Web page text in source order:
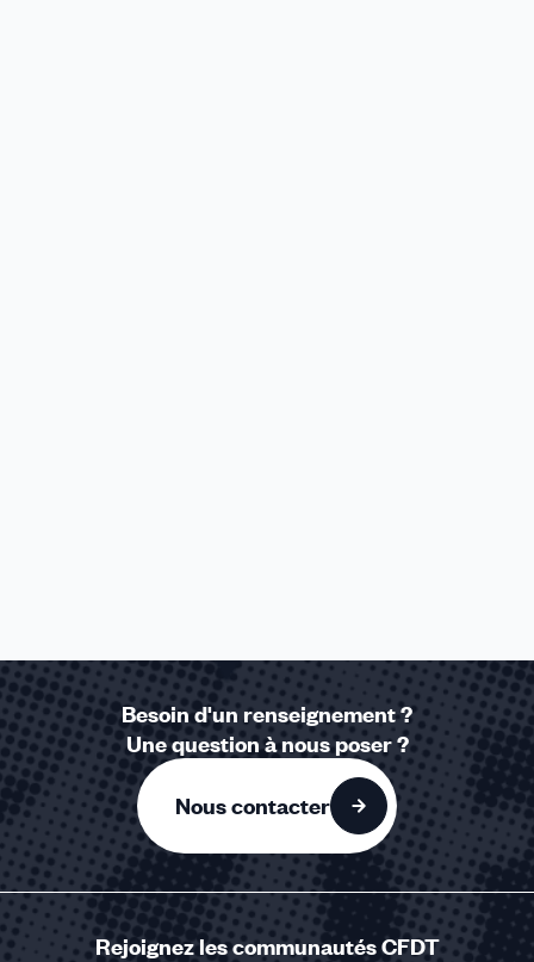
Besoin d'un renseignement ?
Une question à nous poser ?
Nous contacter
Rejoignez les communautés CFDT